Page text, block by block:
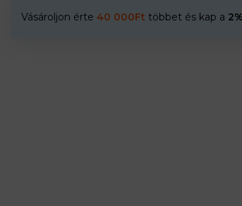
Vásároljon érte 40 000Ft többet és kap a